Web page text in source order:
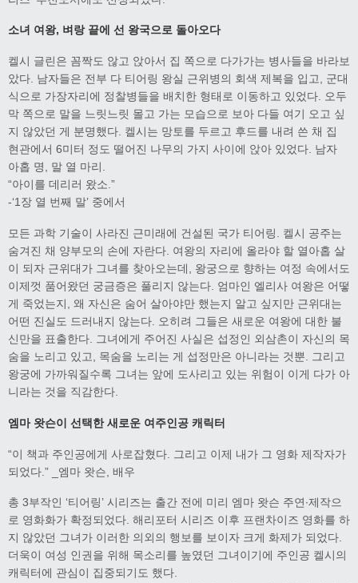
소녀 여왕, 벼랑 끝에 선 왕국으로 돌아오다
켈시 글린은 꼼짝도 않고 앉아서 집 쪽으로 다가가는 병사들을 바라보
았다. 남자들은 전부 다 티어링 왕실 근위병의 회색 제복을 입고, 군대
식으로 가장자리에 정찰병들을 배치한 형태로 이동하고 있었다. 오두
막 쪽으로 말을 느릿느릿 몰고 가는 모습으로 보아 다들 여기 오고 싶
지 않았던 게 분명했다. 켈시는 망토를 두르고 후드를 내려 쓴 채 집
현관에서 6미터 정도 떨어진 나무의 가지 사이에 앉아 있었다. 남자
아홉 명, 말 열 마리.
“아이를 데리러 왔소.”
-‘1장 열 번째 말’ 중에서
모든 과학 기술이 사라진 근미래에 건설된 국가 티어링. 켈시 공주는
숨겨진 채 양부모의 손에 자란다. 여왕의 자리에 올라야 할 열아홉 살
이 되자 근위대가 그녀를 찾아오는데, 왕궁으로 향하는 여정 속에서도
이제껏 품어왔던 궁금증은 풀리지 않는다. 엄마인 엘리사 여왕은 어떻
게 죽었는지, 왜 자신은 숨어 살아야만 했는지 알고 싶지만 근위대는
어떤 진실도 드러내지 않는다. 오히려 그들은 새로운 여왕에 대한 불
신만을 표출한다. 그녀에게 주어진 사실은 섭정인 외삼촌이 자신의 목
숨을 노리고 있고, 목숨을 노리는 게 섭정만은 아니라는 것뿐. 그리고
왕궁에 가까워질수록 그녀는 앞에 도사리고 있는 위험이 이게 다가 아
니라는 것을 직감한다.
엠마 왓슨이 선택한 새로운 여주인공 캐릭터
“이 책과 주인공에게 사로잡혔다. 그리고 이제 내가 그 영화 제작자가
되었다.” _엠마 왓슨, 배우
총 3부작인 ‘티어링’ 시리즈는 출간 전에 미리 엠마 왓슨 주연·제작으
로 영화화가 확정되었다. 해리포터 시리즈 이후 프랜차이즈 영화를 하
지 않았던 그녀가 이러한 의외의 행보를 보이자 크게 화제가 되었다.
더욱이 여성 인권을 위해 목소리를 높였던 그녀이기에 주인공 켈시의
캐릭터에 관심이 집중되기도 했다.